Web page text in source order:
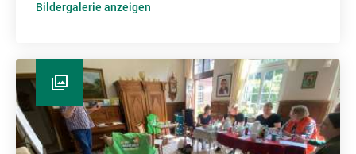
Bildergalerie anzeigen